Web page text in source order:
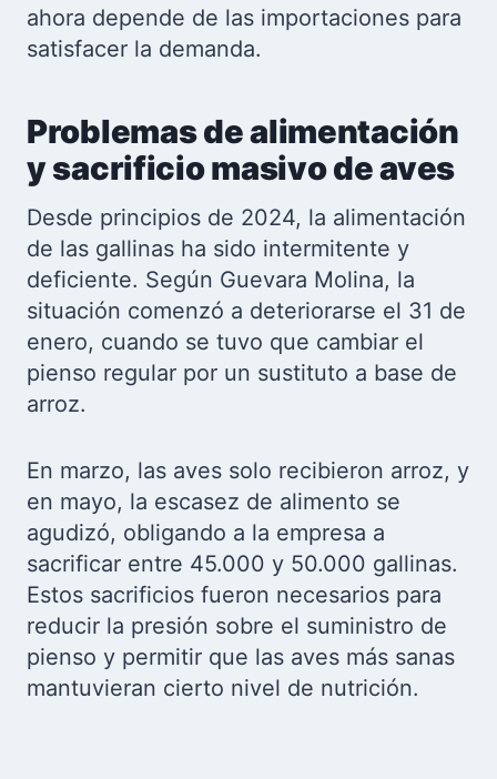
ahora depende de las importaciones para
satisfacer la demanda.
Problemas de alimentación
y sacrificio masivo de aves
Desde principios de 2024, la alimentación
de las gallinas ha sido intermitente y
deficiente. Según Guevara Molina, la
situación comenzó a deteriorarse el 31 de
enero, cuando se tuvo que cambiar el
pienso regular por un sustituto a base de
arroz.
En marzo, las aves solo recibieron arroz, y
en mayo, la escasez de alimento se
agudizó, obligando a la empresa a
sacrificar entre 45.000 y 50.000 gallinas.
Estos sacrificios fueron necesarios para
reducir la presión sobre el suministro de
pienso y permitir que las aves más sanas
mantuvieran cierto nivel de nutrición.